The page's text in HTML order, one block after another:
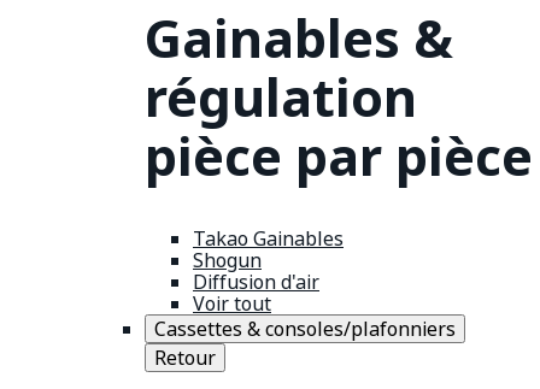
Gainables &
régulation
pièce par pièce
Takao Gainables
Shogun
Diffusion d'air
Voir tout
Cassettes & consoles/plafonniers
Retour